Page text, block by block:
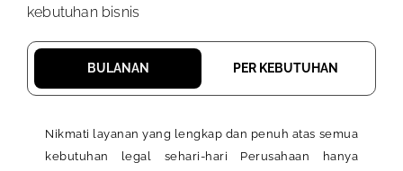
kebutuhan bisnis
BULANAN PER KEBUTUHAN
Nikmati layanan yang lengkap dan penuh atas semua
kebutuhan legal sehari-hari Perusahaan hanya